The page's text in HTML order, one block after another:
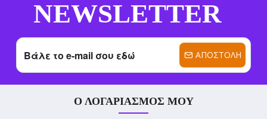
NEWSLETTER
ΑΠΟΣΤΟΛΉ
Ο ΛΟΓΑΡΙΑΣΜΌΣ ΜΟΥ